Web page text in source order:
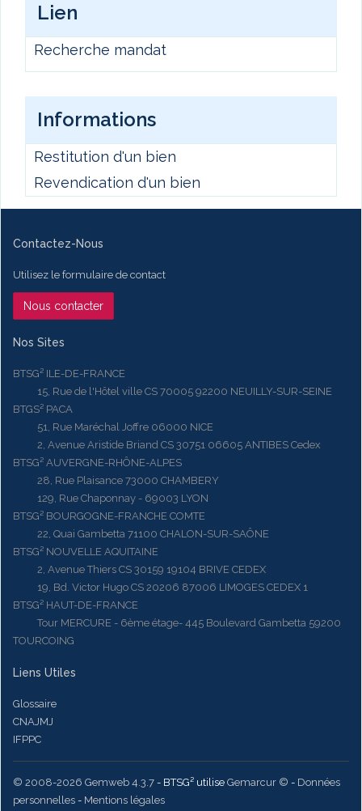
Lien
Recherche mandat
Informations
Restitution d'un bien
Revendication d'un bien
Contactez-Nous
Utilisez le formulaire de contact
Nous contacter
Nos Sites
BTSG² ILE-DE-FRANCE
15, Rue de l'Hôtel ville CS 70005 92200 NEUILLY-SUR-SEINE
BTGS² PACA
51, Rue Maréchal Joffre 06000 NICE
2, Avenue Aristide Briand CS 30751 06605 ANTIBES Cedex
BTSG² AUVERGNE-RHÔNE-ALPES
28, Rue Plaisance 73000 CHAMBERY
129, Rue Chaponnay - 69003 LYON
BTSG² BOURGOGNE-FRANCHE COMTE
22, Quai Gambetta 71100 CHALON-SUR-SAÔNE
BTSG² NOUVELLE AQUITAINE
2, Avenue Thiers CS 30159 19104 BRIVE CEDEX
19, Bd. Victor Hugo CS 20206 87006 LIMOGES CEDEX 1
BTSG² HAUT-DE-FRANCE
Tour MERCURE - 6ème étage- 445 Boulevard Gambetta 59200
TOURCOING
Liens Utiles
Glossaire
CNAJMJ
IFPPC
© 2008-2026 Gemweb 4.3.7 - BTSG² utilise Gemarcur © - Données
personnelles - Mentions légales